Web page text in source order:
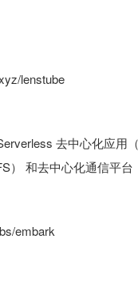
lenstube
去中心化应用
） 和去中心化通信平
embark